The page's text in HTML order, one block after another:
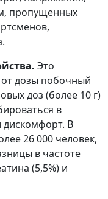
пропущенных
Это
дозы побочный
доз (более 10 г)
в
В
26 000 человек,
в частоте
(5,5%) и